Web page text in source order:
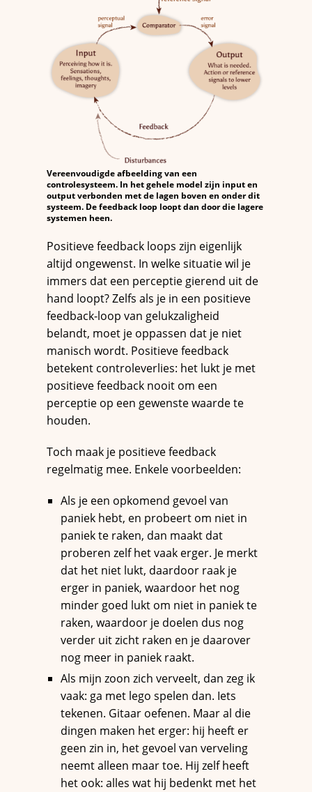
Vereenvoudigde afbeelding van een
controlesysteem. In het gehele model zijn input en
output verbonden met de lagen boven en onder dit
systeem. De feedback loop loopt dan door die lagere
systemen heen.
Positieve feedback loops zijn eigenlijk
altijd ongewenst. In welke situatie wil je
immers dat een perceptie gierend uit de
hand loopt? Zelfs als je in een positieve
feedback-loop van gelukzaligheid
belandt, moet je oppassen dat je niet
manisch wordt. Positieve feedback
betekent controleverlies: het lukt je met
positieve feedback nooit om een
perceptie op een gewenste waarde te
houden.
Toch maak je positieve feedback
regelmatig mee. Enkele voorbeelden:
Als je een opkomend gevoel van
paniek hebt, en probeert om niet in
paniek te raken, dan maakt dat
proberen zelf het vaak erger. Je merkt
dat het niet lukt, daardoor raak je
erger in paniek, waardoor het nog
minder goed lukt om niet in paniek te
raken, waardoor je doelen dus nog
verder uit zicht raken en je daarover
nog meer in paniek raakt.
Als mijn zoon zich verveelt, dan zeg ik
vaak: ga met lego spelen dan. Iets
tekenen. Gitaar oefenen. Maar al die
dingen maken het erger: hij heeft er
geen zin in, het gevoel van verveling
neemt alleen maar toe. Hij zelf heeft
het ook: alles wat hij bedenkt met het